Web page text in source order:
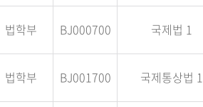
법학부 BJ000700 국제법 1
법학부 BJ001700 국제통상법 1